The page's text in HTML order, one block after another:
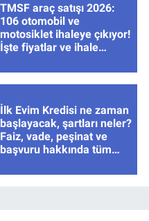
TMSF araç satışı 2026:
106 otomobil ve
motosiklet ihaleye çıkıyor!
İşte fiyatlar ve ihale
İlk Evim Kredisi ne zaman
başlayacak, şartları neler?
Faiz, vade, peşinat ve
başvuru hakkında tüm